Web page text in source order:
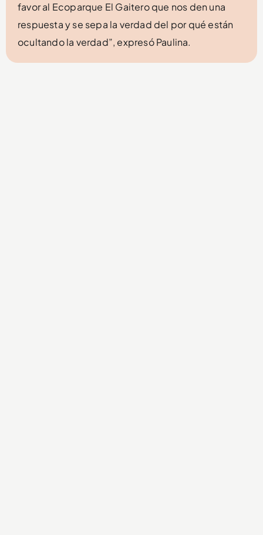
favor al Ecoparque El Gaitero que nos den una
respuesta y se sepa la verdad del por qué están
ocultando la verdad”, expresó Paulina.